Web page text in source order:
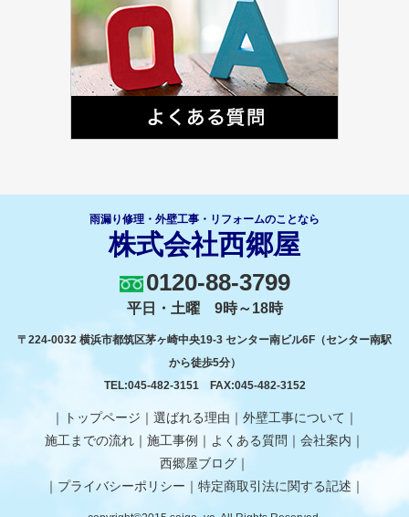
雨漏り修理・外壁工事・リフォームのことなら
株式会社西郷屋
0120-88-3799
平日・土曜 9時～18時
〒224-0032 横浜市都筑区茅ヶ崎中央19-3 センター南ビル6F（センター南駅
から徒歩5分）
TEL:045-482-3151FAX:045-482-3152
｜ トップページ ｜ 選ばれる理由 ｜ 外壁工事について ｜
施工までの流れ ｜ 施工事例 ｜ よくある質問 ｜ 会社案内 ｜
西郷屋ブログ ｜
｜ プライバシーポリシー ｜ 特定商取引法に関する記述 ｜